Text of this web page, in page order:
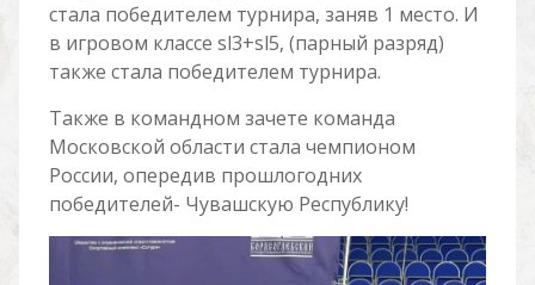
стала победителем турнира, заняв 1 место. И
в игровом классе sl3+sl5, (парный разряд)
также стала победителем турнира.
Также в командном зачете команда
Московской области стала чемпионом
России, опередив прошлогодних
победителей- Чувашскую Республику!